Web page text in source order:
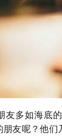
多如海底的
朋友呢？他